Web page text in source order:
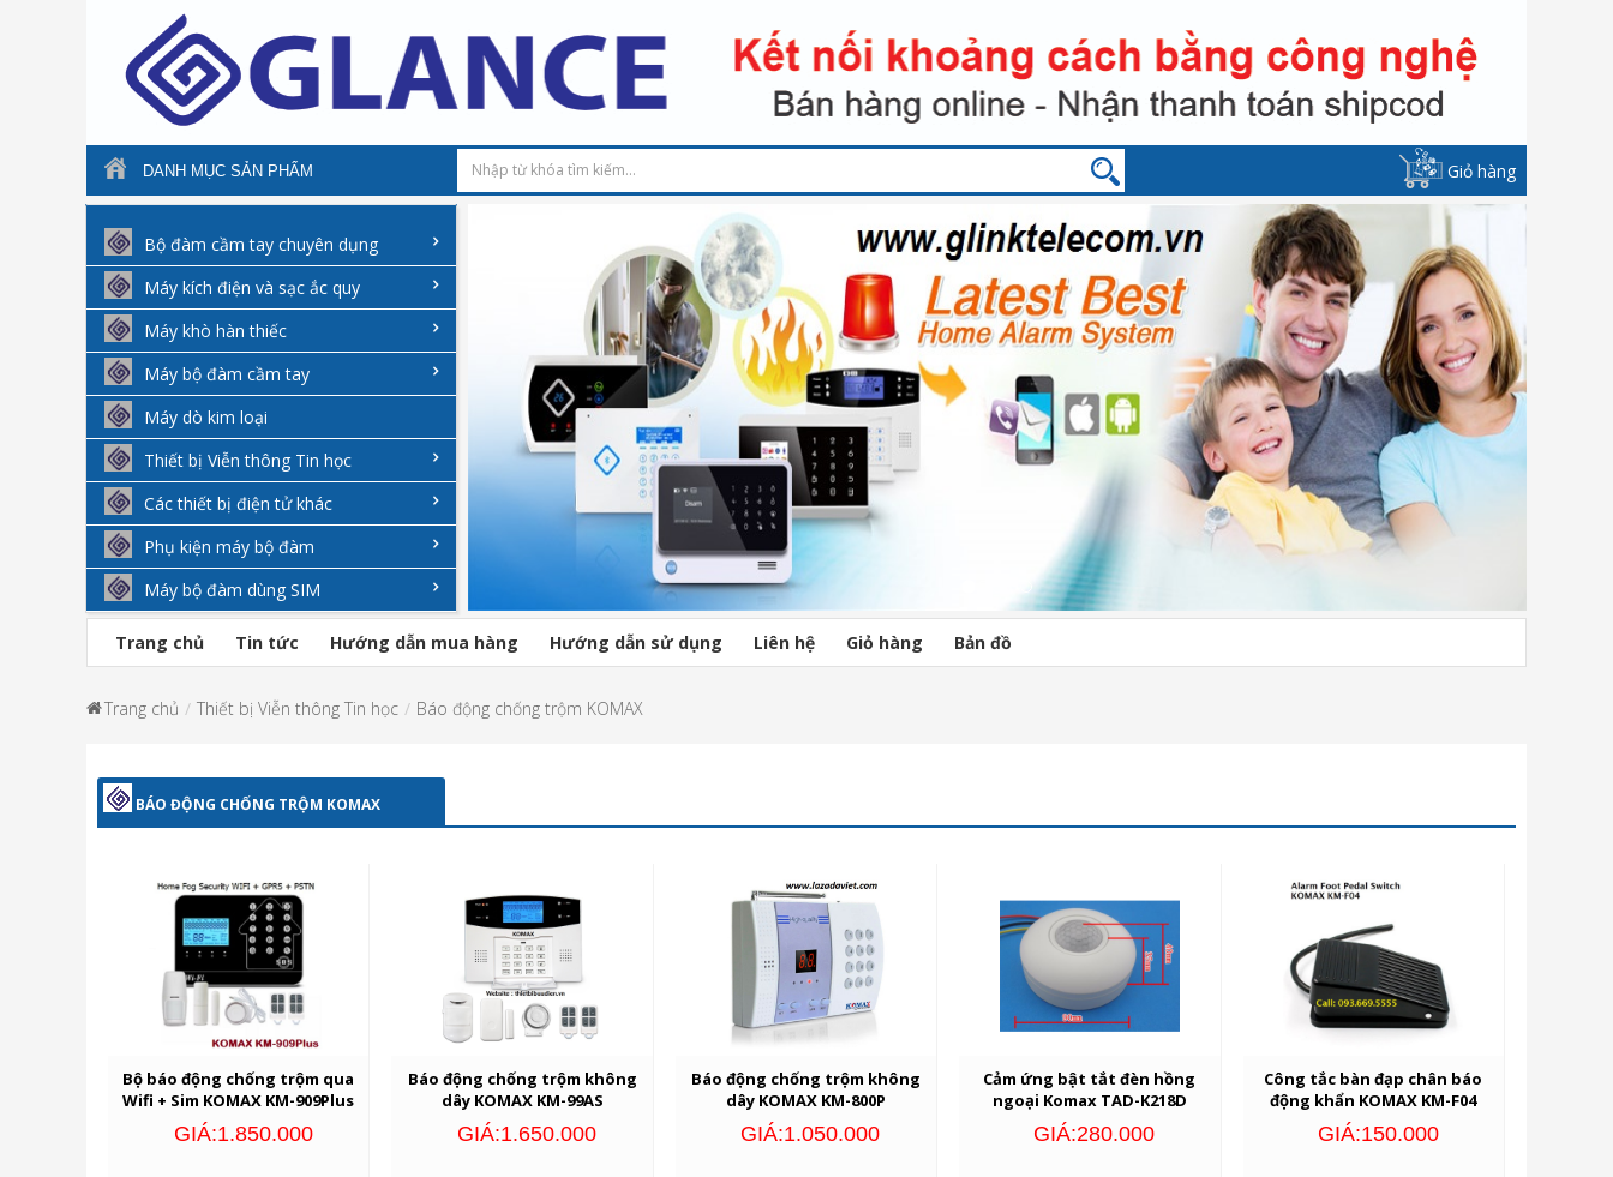
DANH MỤC SẢN PHẨM Giỏ hàng
Bộ đàm cầm tay chuyên dụng
Máy kích điện và sạc ắc quy
Máy khò hàn thiếc
Máy bộ đàm cầm tay
Máy dò kim loại
Thiết bị Viễn thông Tin học
Các thiết bị điện tử khác
Phụ kiện máy bộ đàm
Máy bộ đàm dùng SIM
Trang chủ Tin tức Hướng dẫn mua hàng Hướng dẫn sử dụng Liên hệ Giỏ hàng Bản đồ
Trang chủ Thiết bị Viễn thông Tin học Báo động chống trộm KOMAX
BÁO ĐỘNG CHỐNG TRỘM KOMAX
Bộ báo động chống trộm qua
Wifi + Sim KOMAX KM-909Plus
GIÁ:1.850.000
Báo động chống trộm không
dây KOMAX KM-99AS
GIÁ:1.650.000
Báo động chống trộm không
dây KOMAX KM-800P
GIÁ:1.050.000
Cảm ứng bật tắt đèn hồng
ngoại Komax TAD-K218D
GIÁ:280.000
Công tắc bàn đạp chân báo
động khẩn KOMAX KM-F04
GIÁ:150.000